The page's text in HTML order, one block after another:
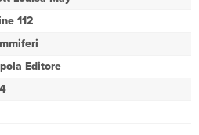
112
Editore